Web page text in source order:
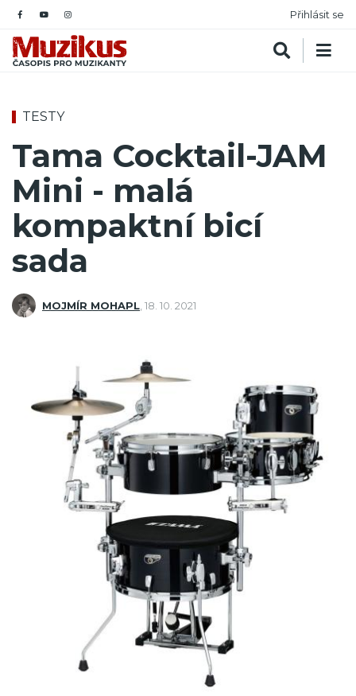
Přihlásit se
TESTY
Tama Cocktail-JAM
Mini - malá
kompaktní bicí
sada
MOJMÍR MOHAPL 18. 10. 2021